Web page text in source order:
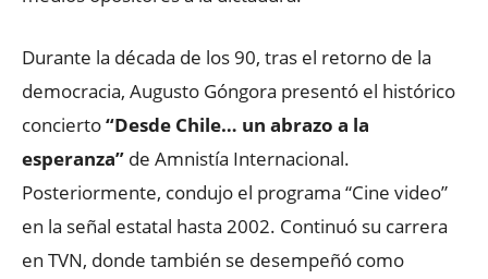
Durante la década de los 90, tras el retorno de la
democracia, Augusto Góngora presentó el histórico
concierto“Desde Chile… un abrazo a la
esperanza” de Amnistía Internacional.
Posteriormente, condujo el programa “Cine video”
en la señal estatal hasta 2002. Continuó su carrera
en TVN, donde también se desempeñó como